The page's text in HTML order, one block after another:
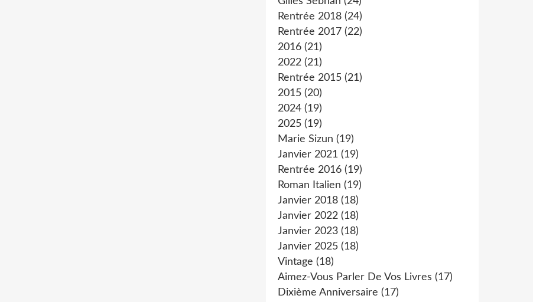
Rentrée 2018 (24)
Rentrée 2017 (22)
2016 (21)
2022 (21)
Rentrée 2015 (21)
2015 (20)
2024 (19)
2025 (19)
Marie Sizun (19)
Janvier 2021 (19)
Rentrée 2016 (19)
Roman Italien (19)
Janvier 2018 (18)
Janvier 2022 (18)
Janvier 2023 (18)
Janvier 2025 (18)
Vintage (18)
Aimez-Vous Parler De Vos Livres (17)
Dixième Anniversaire (17)